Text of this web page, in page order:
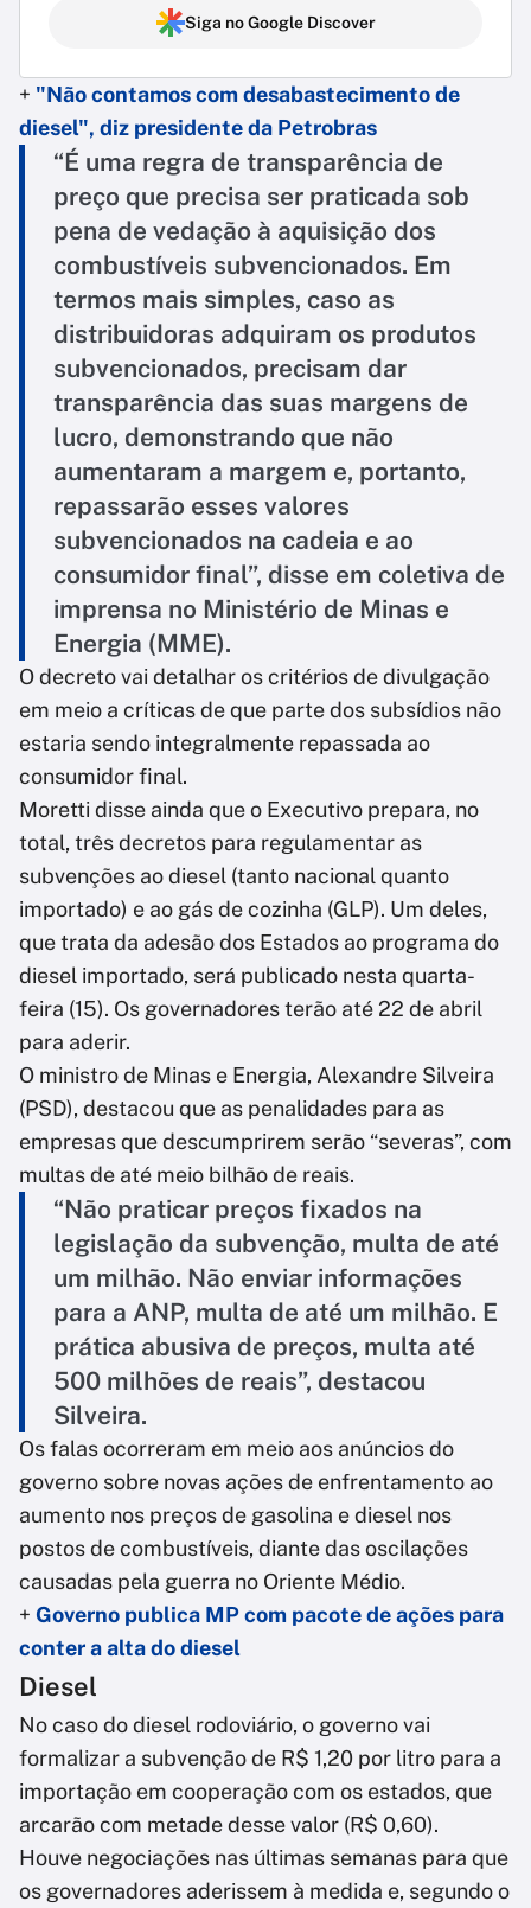
Siga no Google Discover
+ "Não contamos com desabastecimento de
diesel", diz presidente da Petrobras
“É uma regra de transparência de
preço que precisa ser praticada sob
pena de vedação à aquisição dos
combustíveis subvencionados. Em
termos mais simples, caso as
distribuidoras adquiram os produtos
subvencionados, precisam dar
transparência das suas margens de
lucro, demonstrando que não
aumentaram a margem e, portanto,
repassarão esses valores
subvencionados na cadeia e ao
consumidor final”, disse em coletiva de
imprensa no Ministério de Minas e
Energia (MME).
O decreto vai detalhar os critérios de divulgação
em meio a críticas de que parte dos subsídios não
estaria sendo integralmente repassada ao
consumidor final.
Moretti disse ainda que o Executivo prepara, no
total, três decretos para regulamentar as
subvenções ao diesel (tanto nacional quanto
importado) e ao gás de cozinha (GLP). Um deles,
que trata da adesão dos Estados ao programa do
diesel importado, será publicado nesta quarta-
feira (15). Os governadores terão até 22 de abril
para aderir.
O ministro de Minas e Energia, Alexandre Silveira
(PSD), destacou que as penalidades para as
empresas que descumprirem serão “severas”, com
multas de até meio bilhão de reais.
“Não praticar preços fixados na
legislação da subvenção, multa de até
um milhão. Não enviar informações
para a ANP, multa de até um milhão. E
prática abusiva de preços, multa até
500 milhões de reais”, destacou
Silveira.
Os falas ocorreram em meio aos anúncios do
governo sobre novas ações de enfrentamento ao
aumento nos preços de gasolina e diesel nos
postos de combustíveis, diante das oscilações
causadas pela guerra no Oriente Médio.
+ Governo publica MP com pacote de ações para
conter a alta do diesel
Diesel
No caso do diesel rodoviário, o governo vai
formalizar a subvenção de R$ 1,20 por litro para a
importação em cooperação com os estados, que
arcarão com metade desse valor (R$ 0,60).
Houve negociações nas últimas semanas para que
os governadores aderissem à medida e, segundo o